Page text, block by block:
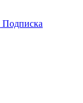
Подписка